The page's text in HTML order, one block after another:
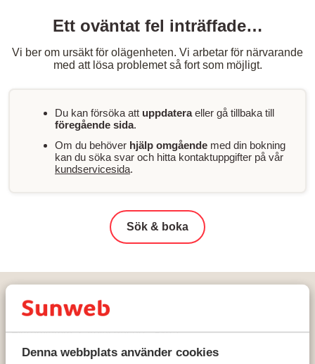
Denna webbplats använder cookies
Ett oväntat fel inträffade…
Vi ber om ursäkt för olägenheten. Vi arbetar för närvarande
med att lösa problemet så fort som möjligt.
Du kan försöka att uppdateraeller gå tillbaka till
föregående sida.
Om du behöver hjälp omgående med din bokning
kan du söka svar och hitta kontaktuppgifter på vår
kundservicesida.
Sök & boka
Saalbach-Hinterglemm-Leogang-Fieberbrunn
Hinterglemm
Adler Resort - Extra